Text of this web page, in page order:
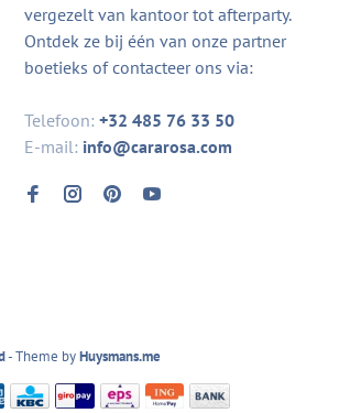
vergezelt van kantoor tot afterparty.
Ontdek ze bij één van onze partner
boetieks of contacteer ons via:
Telefoon: +32 485 76 33 50
E-mail: info@cararosa.com
- Theme byHuysmans.me